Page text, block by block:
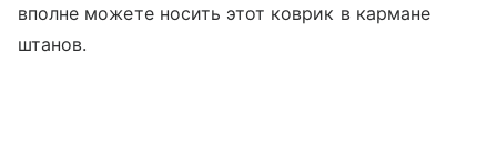
вполне можете носить этот коврик в кармане
штанов.